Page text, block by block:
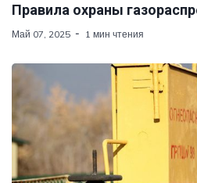
Правила охраны
Май 07, 2025 1 мин чтения